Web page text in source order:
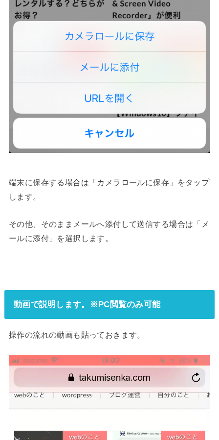
端末に保存する場合は「カメラロールに保存」をタップ
します。
その他、そのままメールへ添付して送信する場合は「メ
ールに添付」を選択します。
動画で説明します。※PC閲覧のみ可能
操作の流れの動画も貼っておきます。